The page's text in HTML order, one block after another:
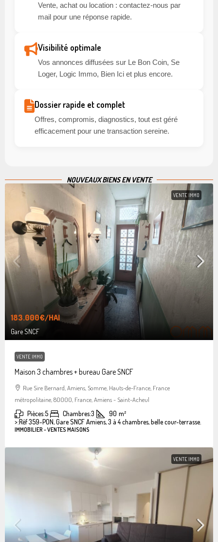
Vente, achat ou location : contactez-nous par
mail pour une réponse rapide.
Visibilité optimale
Vos annonces diffusées sur Le Bon Coin, Se
Loger, Logic Immo, Bien Ici et plus encore.
Dossier rapide et complet
Offres, compromis, diagnostics, tout est géré
efficacement pour une transaction sereine.
NOUVEAUX BIENS EN VENTE
VENTE IMMO
183.000€/HAI
Gare SNCF
VENTE IMMO
Maison 3 chambres + bureau Gare SNCF
Rue Sire Bernard, Amiens, Somme, Hauts-de-France, France
métropolitaine, 80000, France, Amiens - Saint-Acheul
Pièces:5 Chambres:3 90 m²
>:Réf 359-PON, Gare SNCF Amiens, 3 à 4 chambres, belle cour-terrasse.
IMMOBILIER - VENTES MAISONS
VENTE IMMO